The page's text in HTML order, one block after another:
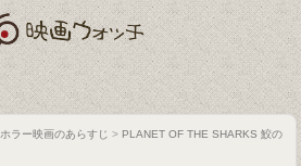
ホラー映画のあらすじ > PLANET OF THE SHARKS 鮫の